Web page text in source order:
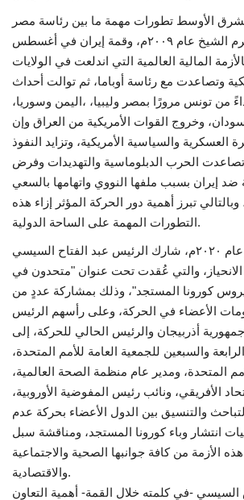
الأوسط تطورات مهمة ما بين رئاسة مصر
للحركة في قمة شرم الشيخ عام ٢٠٠٩م، وقمة إيران في أغسطس
بالأزمة المالية العالمية التي اندلعت في الولايات
وتصاعدت مع رئاسة أوباما، ثم توالت أحداث
من تونس مرورًا بمصر وليبيا، ،اليمن وسوريا،
وخروج القوات الأمريكية من العراق وإن
والسياسية الأمريكية، وتزايد النفوذ
وتصاعدت الحرب الدبلوماسية والتهديدات وفرض
ضد إيران بسبب ملفها النووي واتهامها بالسعي
وبالتالي تبرز أهمية دور الحركة المؤثر إزاء هذه
التطورات المهمة على الساحة الدولية.
وفي الرابع من مايو عام ٢٠٢٠م، شارك الرئيس عبد الفتاح السيسي
والتي عُقدت تحت عنوان "متحدون في
كورونا المستجد"، وذلك بمشاركة عددٍ من
الأعضاء في الحركة، وعلى رأسهم الرئيس
أذربيجان والرئيس الحالي للحركة، إلى
والسبعين للجمعية العامة للأمم المتحدة،
المتحدة، ومدير عام منظمة الصحة العالمية،
الأفريقي، ونائب رئيس المفوضية الأوروبية،
والتنسيق بين الدول الأعضاء بحركة عدم
انتشار وباء كورونا المستجد، ومناقشة سبل
الأزمة من كافة جوانبها الصحية والاجتماعية
والاقتصادية.
السيسي -في كلمته خلال القمة- أهمية التعاون